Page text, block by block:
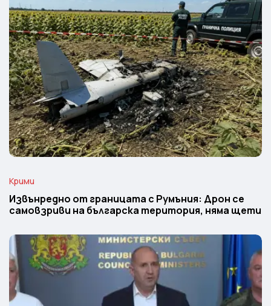
Крими
Извънредно от границата с Румъния: Дрон се
самовзриви на българска територия, няма щети